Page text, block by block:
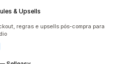
& Upsells
regras e upsells pós-compra para